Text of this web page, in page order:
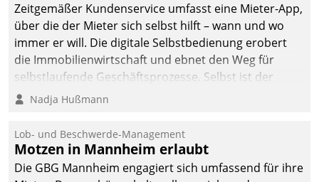
Zeitgemäßer Kundenservice umfasst eine Mieter-App,
über die der Mieter sich selbst hilft – wann und wo
immer er will. Die digitale Selbstbedienung erobert
die Immobilienwirtschaft und ebnet den Weg für
selbstlaufende Geschäftsprozesse. Selbst ist der
Kunde und smart der Serviceanbieter.
Nadja Hußmann
Lob- und Beschwerde-Management
Motzen in Mannheim erlaubt
Die GBG Mannheim engagiert sich umfassend für ihre